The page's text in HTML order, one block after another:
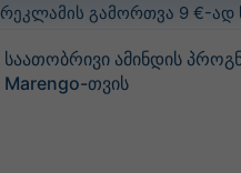
რეკლამის გამორთვა 9 €-ად
საათობრივი ამინდის
Marengo-თვის